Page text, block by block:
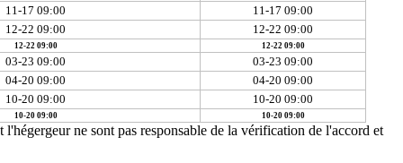
11-17 09:00
11-17 09:00
12-22 09:00
12-22 09:00
12-22 09:00 12-22 09:00
03-23 09:00
03-23 09:00
04-20 09:00
04-20 09:00
10-20 09:00
10-20 09:00
10-20 09:00 10-20 09:00
ne sont pas responsable de la vérification de l'accord et